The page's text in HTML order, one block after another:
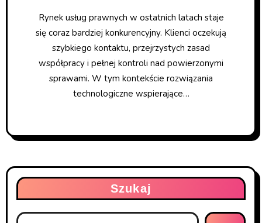
Rynek usług prawnych w ostatnich latach staje
się coraz bardziej konkurencyjny. Klienci oczekują
szybkiego kontaktu, przejrzystych zasad
współpracy i pełnej kontroli nad powierzonymi
sprawami. W tym kontekście rozwiązania
technologiczne wspierające…
Szukaj